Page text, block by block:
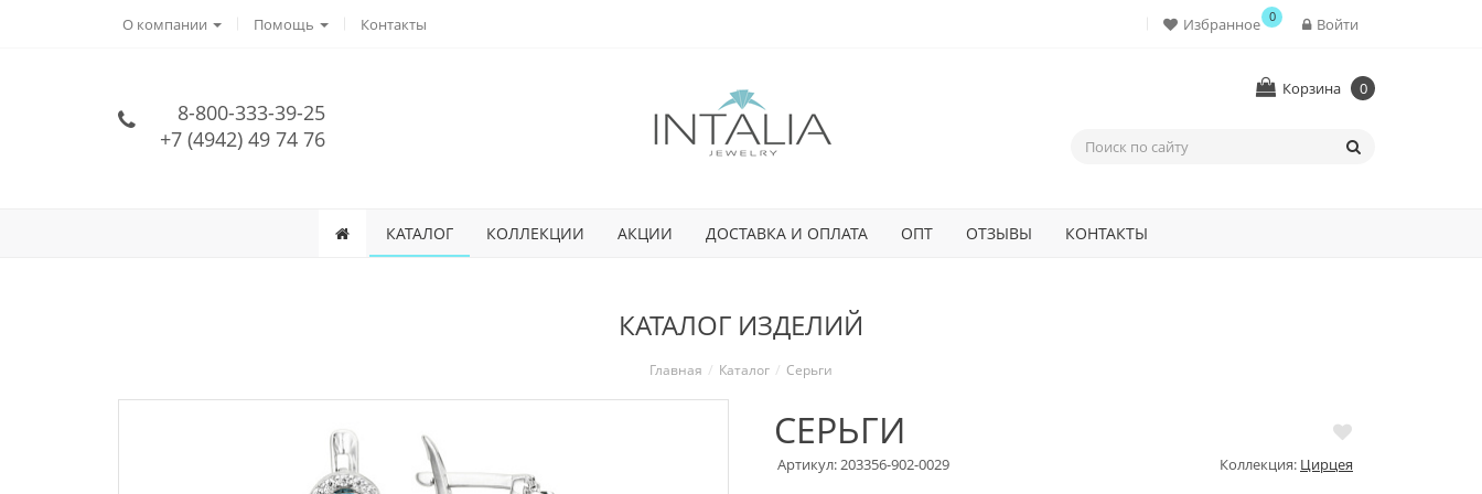
О компании Помощь Контакты Войти
Избранное 0
8-800-333-39-25
+7 (4942) 49 74 76
Корзина 0
КАТАЛОГ КОЛЛЕКЦИИ АКЦИИ ДОСТАВКА И ОПЛАТА ОПТ ОТЗЫВЫ КОНТАКТЫ
КАТАЛОГ ИЗДЕЛИЙ
Главная Каталог Серьги
СЕРЬГИ
Артикул: 203356-902-0029 Коллекция: Цирцея